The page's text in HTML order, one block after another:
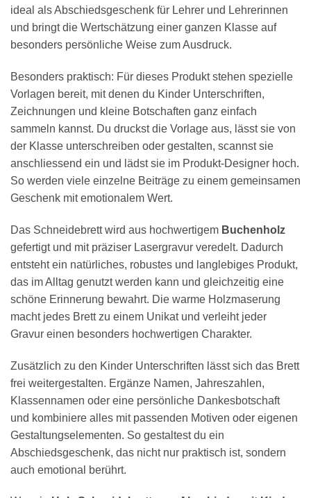
ideal als Abschiedsgeschenk für Lehrer und Lehrerinnen
und bringt die Wertschätzung einer ganzen Klasse auf
besonders persönliche Weise zum Ausdruck.
Besonders praktisch: Für dieses Produkt stehen spezielle
Vorlagen bereit, mit denen du Kinder Unterschriften,
Zeichnungen und kleine Botschaften ganz einfach
sammeln kannst. Du druckst die Vorlage aus, lässt sie von
der Klasse unterschreiben oder gestalten, scannst sie
anschliessend ein und lädst sie im Produkt-Designer hoch.
So werden viele einzelne Beiträge zu einem gemeinsamen
Geschenk mit emotionalem Wert.
Das Schneidebrett wird aus hochwertigem Buchenholz
gefertigt und mit präziser Lasergravur veredelt. Dadurch
entsteht ein natürliches, robustes und langlebiges Produkt,
das im Alltag genutzt werden kann und gleichzeitig eine
schöne Erinnerung bewahrt. Die warme Holzmaserung
macht jedes Brett zu einem Unikat und verleiht jeder
Gravur einen besonders hochwertigen Charakter.
Zusätzlich zu den Kinder Unterschriften lässt sich das Brett
frei weitergestalten. Ergänze Namen, Jahreszahlen,
Klassennamen oder eine persönliche Dankesbotschaft
und kombiniere alles mit passenden Motiven oder eigenen
Gestaltungselementen. So gestaltest du ein
Abschiedsgeschenk, das nicht nur praktisch ist, sondern
auch emotional berührt.